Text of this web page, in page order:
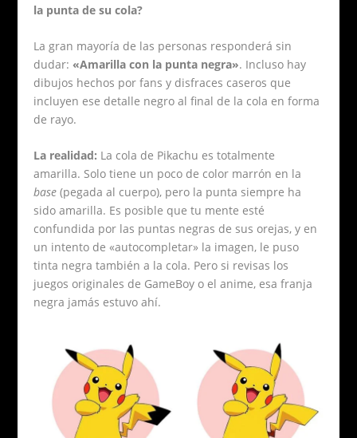
la punta de su cola?
La gran mayoría de las personas responderá sin
dudar: «Amarilla con la punta negra». Incluso hay
dibujos hechos por fans y disfraces caseros que
incluyen ese detalle negro al final de la cola en forma
de rayo.
La realidad: La cola de Pikachu es totalmente
amarilla. Solo tiene un poco de color marrón en la
base (pegada al cuerpo), pero la punta siempre ha
sido amarilla. Es posible que tu mente esté
confundida por las puntas negras de sus orejas, y en
un intento de «autocompletar» la imagen, le puso
tinta negra también a la cola. Pero si revisas los
juegos originales de GameBoy o el anime, esa franja
negra jamás estuvo ahí.